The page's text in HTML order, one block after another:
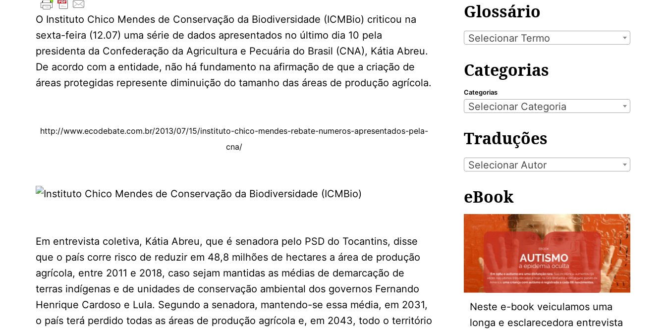
O Instituto Chico Mendes de Conservação da Biodiversidade (ICMBio) criticou na
sexta-feira (12.07) uma série de dados apresentados no último dia 10 pela
presidenta da Confederação da Agricultura e Pecuária do Brasil (CNA), Kátia Abreu.
De acordo com a entidade, não há fundamento na afirmação de que a criação de
áreas protegidas represente diminuição do tamanho das áreas de produção agrícola.
http://www.ecodebate.com.br/2013/07/15/instituto-chico-mendes-rebate-numeros-apresentados-pela-
cna/
Em entrevista coletiva, Kátia Abreu, que é senadora pelo PSD do Tocantins, disse
que o país corre risco de reduzir em 48,8 milhões de hectares a área de produção
agrícola, entre 2011 e 2018, caso sejam mantidas as médias de demarcação de
terras indígenas e de unidades de conservação ambiental dos governos Fernando
Henrique Cardoso e Lula. Segundo a senadora, mantendo-se essa média, em 2031,
o país terá perdido todas as áreas de produção agrícola e, em 2043, todo o território
Glossário
Selecionar Termo
Categorias
Categorias
Selecionar Categoria
Traduções
Selecionar Autor
eBook
Neste e-book veiculamos uma
longa e esclarecedora entrevista